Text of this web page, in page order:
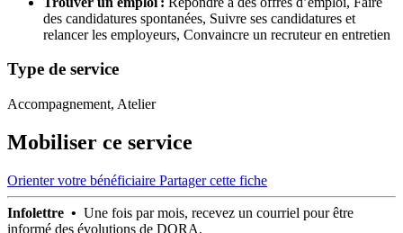
des candidatures spontanées, Suivre ses candidatures et
relancer les employeurs, Convaincre un recruteur en entretien
Type de service
Accompagnement, Atelier
Mobiliser ce service
Orienter votre bénéficiaire Partager cette fiche
Infolettre • Une fois par mois, recevez un courriel pour être
informé des évolutions de DORA.